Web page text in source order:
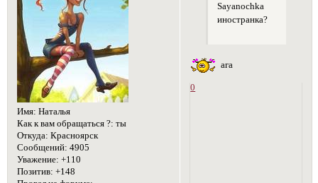
Имя: Наталья
Как к вам обращаться ?: ты
Откуда: Красноярск
Сообщений: 4905
Уважение: +110
Позитив: +148
Sayanochka
иностранка?
ага
0